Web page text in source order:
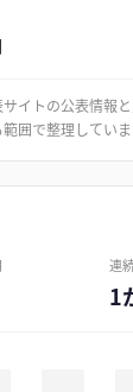
イトの公表情報
囲で整理していま
連
1